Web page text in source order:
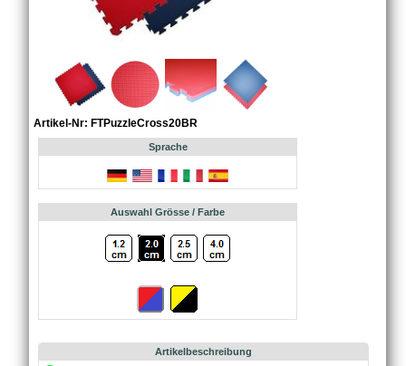
Artikel-Nr: FTPuzzleCross20BR
Sprache
Auswahl Grösse / Farbe
Artikelbeschreibung